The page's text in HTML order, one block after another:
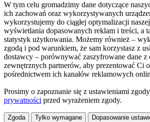
W tym celu gromadzimy dane dotyczące
ich zachowań oraz wykorzystywanych
wykorzystujemy do ciągłej optymalizacji
wyświetlania dopasowanych reklam i treści, a
statystyk użytkowania. Możemy również –
zgodą i pod warunkiem, że sam korzystasz z
dostawcy – porównywać zaszyfrowane dane z
zewnętrznych partnerów, aby prezentować Ci
pośrednictwem ich kanałów reklamowych
Prosimy o zapoznanie się z ustawieniami
prywatności przed wyrażeniem zgody.
Zgoda Tylko wymagane Dopasowanie